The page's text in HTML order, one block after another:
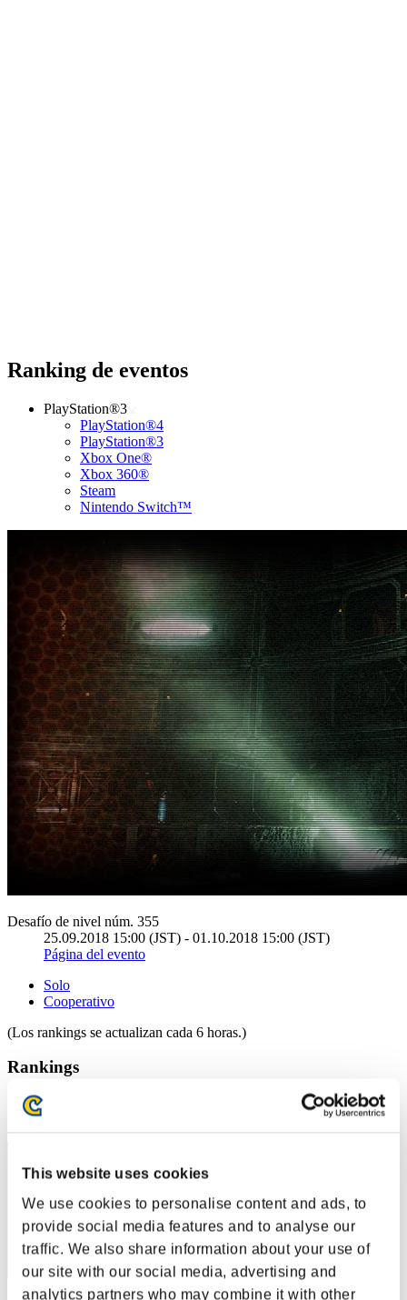
This website uses cookies
We use cookies to personalise content and ads, to
provide social media features and to analyse our
traffic. We also share information about your use of
our site with our social media, advertising and
analytics partners who may combine it with other
Ranking de eventos
PlayStation®3
PlayStation®4
PlayStation®3
Xbox One®
Xbox 360®
Steam
Nintendo Switch™
Desafío de nivel núm. 355
25.09.2018 15:00 (JST) - 01.10.2018 15:00 (JST)
Página del evento
Solo
Cooperativo
(Los rankings se actualizan cada 6 horas.)
Rankings
Posición